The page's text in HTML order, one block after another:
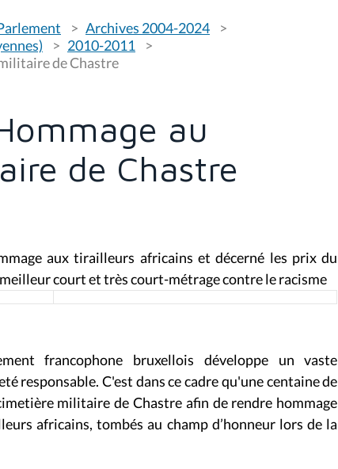
Archives 2004-2024
2010-2011
de Chastre
au
de Chastre
aux tirailleurs africains et décerné les prix du
court et très court-métrage contre le racisme
francophone bruxellois développe un vaste
responsable. C'est dans ce cadre qu'une centaine de
militaire de Chastre afin de rendre hommage
africains, tombés au champ d’honneur lors de la